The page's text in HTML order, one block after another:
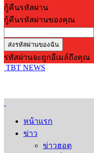
กู้คืนรหัสผ่าน
กู้คืนรหัสผ่านของคุณ
รหัสผ่านจะถูกอีเมล์ถึงคุณ
TBT NEWS
หน้าแรก
ข่าว
ข่าวฮอต